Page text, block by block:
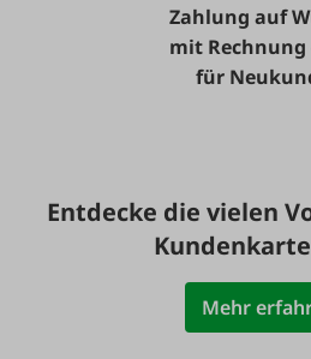
Zahlung auf
mit Rechnung
für
Entdecke die vielen
Kundenkarte
Mehr